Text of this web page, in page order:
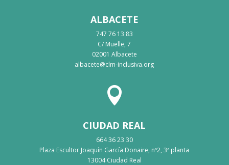
ALBACETE
747 76 13 83
C/ Muelle, 7
02001 Albacete
albacete@clm-inclusiva.org

CIUDAD REAL
664 36 23 30
Plaza Escultor Joaquín García Donaire, nº2, 3ª planta
13004 Ciudad Real